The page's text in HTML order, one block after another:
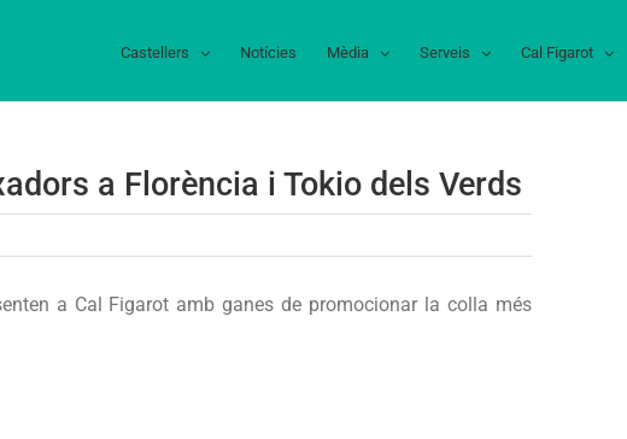
Castellers Notícies Mèdia Serveis Cal Figarot
a Florència i Tokio dels Verds
a Cal Figarot amb ganes de promocionar la colla més